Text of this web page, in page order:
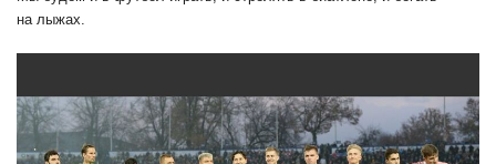
на лыжах.